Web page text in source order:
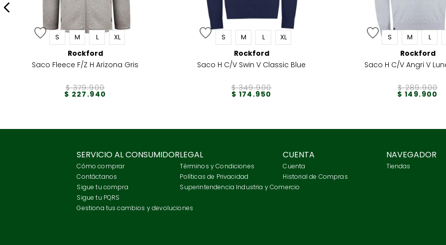
S M L XL
Rockford
Saco Fleece F/Z H Arizona Gris
$ 379.900
$ 227 .940
S M L XL
Rockford
Saco H C/V Swin V Classic Blue
$ 349.900
$ 174 .950
S M L
Rockford
Saco H C/V Angri V
$ 289.900
$ 149.900
SERVICIO AL CONSUMIDOR
Cómo comprar
Contáctanos
Sigue tu compra
Sigue tu PQRS
Gestiona tus cambios y devoluciones
LEGAL
Términos y Condiciones
Políticas de Privacidad
Superintendencia Industria y Comercio
CUENTA
Cuenta
Historial de Compras
NAVEGADOR
Tiendas